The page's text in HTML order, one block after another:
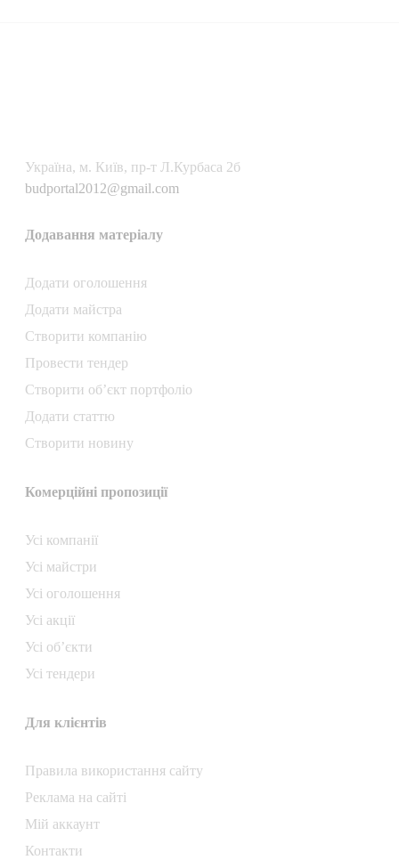
Українa, м. Київ, пр-т Л.Курбаса 2б
budportal2012@gmail.com
Додавання матеріалу
Додати oголошення
Додати майстра
Створити компанiю
Провести тендер
Створити об’єкт портфоліо
Додати статтю
Створити новину
Комерційні пропозиції
Усі компанії
Усі майстри
Усі оголошення
Усі акції
Усі об’єкти
Усі тендери
Для клієнтів
Правила використання сайту
Реклама на сайті
Мій аккаунт
Контакти